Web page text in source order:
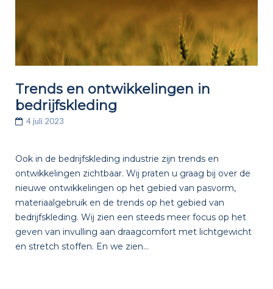
Trends en ontwikkelingen in
bedrijfskleding
4 juli 2023
Ook in de bedrijfskleding industrie zijn trends en
ontwikkelingen zichtbaar. Wij praten u graag bij over de
nieuwe ontwikkelingen op het gebied van pasvorm,
materiaalgebruik en de trends op het gebied van
bedrijfskleding. Wij zien een steeds meer focus op het
geven van invulling aan draagcomfort met lichtgewicht
en stretch stoffen. En we zien...